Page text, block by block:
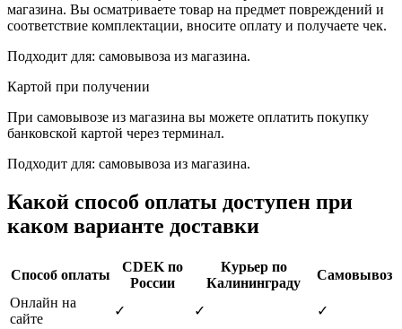
магазина. Вы осматриваете товар на предмет повреждений и
соответствие комплектации, вносите оплату и получаете чек.
Подходит для: самовывоза из магазина.
Картой при получении
При самовывозе из магазина вы можете оплатить покупку
банковской картой через терминал.
Подходит для: самовывоза из магазина.
Какой способ оплаты доступен при
каком варианте доставки
Способ оплаты
CDEK по
России
Курьер по
Калининграду
Самовывоз
Онлайн на
сайте
✓ ✓
✓